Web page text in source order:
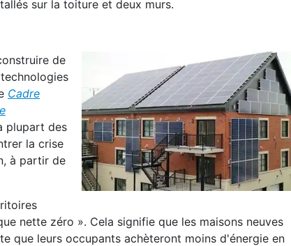
sur la toiture et deux murs.
de
Cadre
plupart des
la crise
à partir de
nette zéro ». Cela signifie que les maisons neuves
que leurs occupants achèteront moins d'énergie en